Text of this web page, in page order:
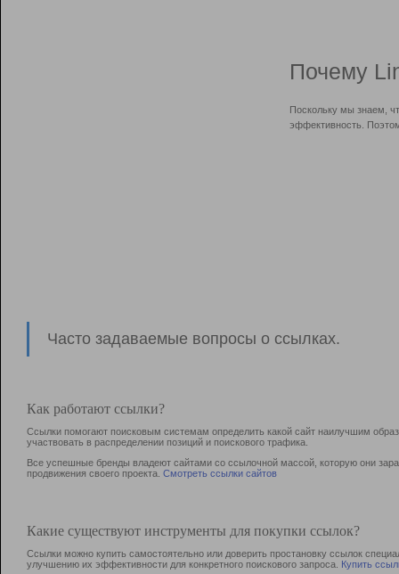
Почему
Поскольку мы знаем,
эффективность.
Часто задаваемые вопросы о ссылках.
Как работают ссылки?
Ссылки помогают поисковым системам определить какой сайт наилучшим
участвовать в раcпределении позиций и поискового трафика.
Все успешные бренды владеют сайтами со ссылочной массой, которую они
продвижения своего проекта. Смотреть ссылки сайтов
Какие существуют инструменты для покупки ссылок?
Ссылки можно купить самостоятельно или доверить простановку ссылок
улучшению их эффективности для конкретного поискового запроса. Купить